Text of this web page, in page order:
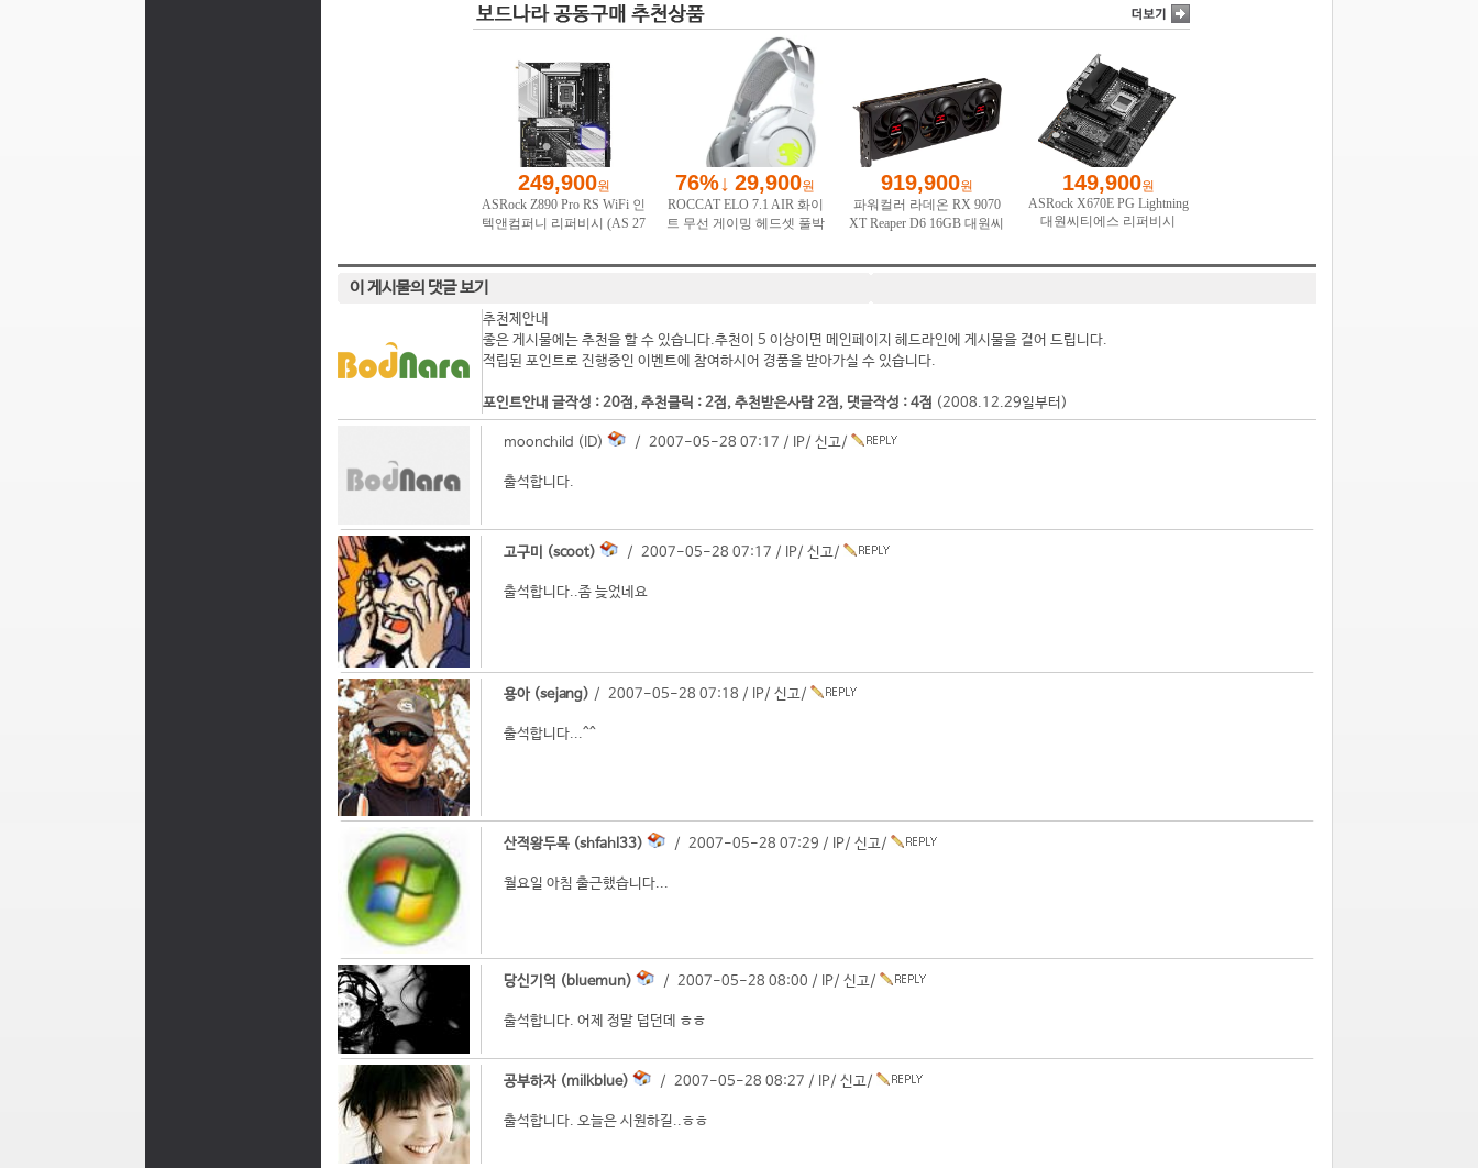
이 게시물의 댓글 보기
추천제안내
좋은 게시물에는 추천을 할 수 있습니다.추천이 5 이상이면 메인페이지 헤드라인에 게시물을 걸어 드립니다.
적립된 포인트로 진행중인 이벤트에 참여하시어 경품을 받아가실 수 있습니다.
포인트안내 글작성 : 20점, 추천클릭 : 2점, 추천받은사람 2점, 댓글작성 : 4점 (2008.12.29일부터)
moonchild (ID) / 2007-05-28 07:17 / IP/ 신고/
출석합니다.
고구미 (scoot) / 2007-05-28 07:17 / IP/ 신고/
출석합니다..좀 늦었네요
용아 (sejang) / 2007-05-28 07:18 / IP/ 신고/
출석합니다...^^
산적왕두목 (shfahl33) / 2007-05-28 07:29 / IP/ 신고/
월요일 아침 출근했습니다...
당신기억 (bluemun) / 2007-05-28 08:00 / IP/ 신고/
출석합니다. 어제 정말 덥던데 ㅎㅎ
공부하자 (milkblue) / 2007-05-28 08:27 / IP/ 신고/
출석합니다. 오늘은 시원하길..ㅎㅎ